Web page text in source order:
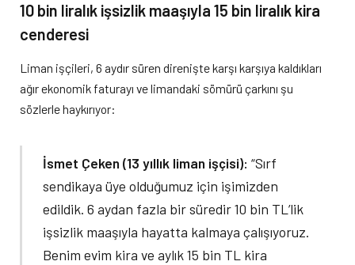
10 bin liralık işsizlik maaşıyla 15 bin liralık kira
cenderesi
Liman işçileri, 6 aydır süren direnişte karşı karşıya kaldıkları
ağır ekonomik faturayı ve limandaki sömürü çarkını şu
sözlerle haykırıyor:
İsmet Çeken (13 yıllık liman işçisi): “Sırf
sendikaya üye olduğumuz için işimizden
edildik. 6 aydan fazla bir süredir 10 bin TL’lik
işsizlik maaşıyla hayatta kalmaya çalışıyoruz.
Benim evim kira ve aylık 15 bin TL kira